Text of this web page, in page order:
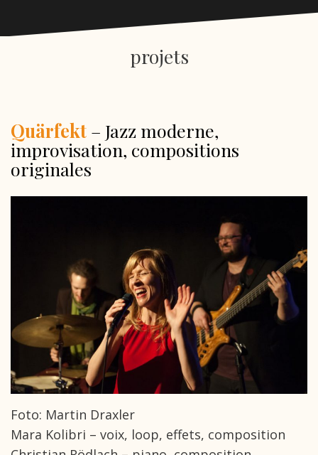
projets
Quärfekt – Jazz moderne,
improvisation, compositions
originales
Foto: Martin Draxler
Mara Kolibri – voix, loop, effets, composition